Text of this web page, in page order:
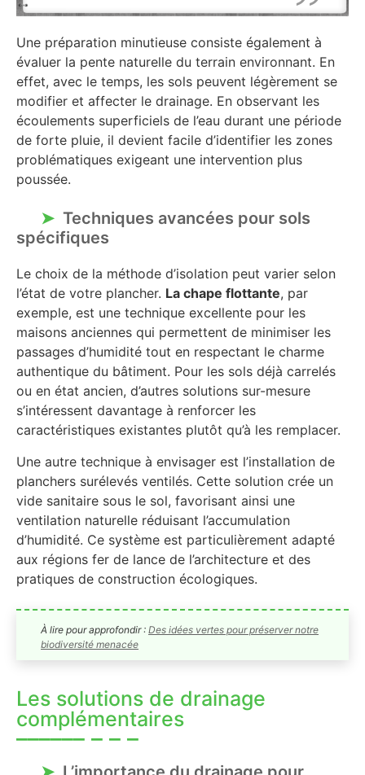
Une préparation minutieuse consiste également à
évaluer la pente naturelle du terrain environnant. En
effet, avec le temps, les sols peuvent légèrement se
modifier et affecter le drainage. En observant les
écoulements superficiels de l’eau durant une période
de forte pluie, il devient facile d’identifier les zones
problématiques exigeant une intervention plus
poussée.
Techniques avancées pour sols
spécifiques
Le choix de la méthode d’isolation peut varier selon
l’état de votre plancher. La chape flottante, par
exemple, est une technique excellente pour les
maisons anciennes qui permettent de minimiser les
passages d’humidité tout en respectant le charme
authentique du bâtiment. Pour les sols déjà carrelés
ou en état ancien, d’autres solutions sur-mesure
s’intéressent davantage à renforcer les
caractéristiques existantes plutôt qu’à les remplacer.
Une autre technique à envisager est l’installation de
planchers surélevés ventilés. Cette solution crée un
vide sanitaire sous le sol, favorisant ainsi une
ventilation naturelle réduisant l’accumulation
d’humidité. Ce système est particulièrement adapté
aux régions fer de lance de l’architecture et des
pratiques de construction écologiques.
À lire pour approfondir : Des idées vertes pour préserver notre
biodiversité menacée
Les solutions de drainage
complémentaires